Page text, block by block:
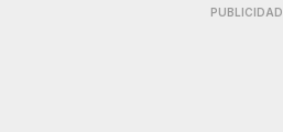
PUBLICIDAD